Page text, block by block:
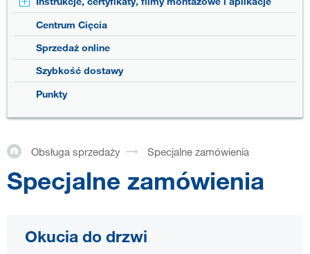
Centrum Cięcia
Sprzedaż online
Szybkość dostawy
Punkty
Obsługa sprzedaży Specjalne zamówienia
Specjalne zamówienia
Okucia do drzwi